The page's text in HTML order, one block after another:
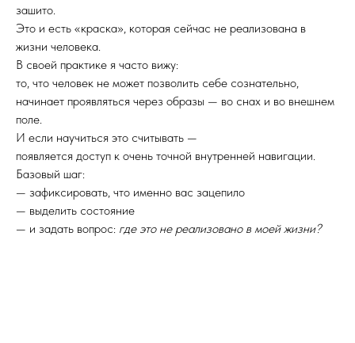
зашито.
Это и есть «краска», которая сейчас не реализована в
жизни человека.
В своей практике я часто вижу:
то, что человек не может позволить себе сознательно,
начинает проявляться через образы — во снах и во внешнем
поле.
И если научиться это считывать —
появляется доступ к очень точной внутренней навигации.
Базовый шаг:
— зафиксировать, что именно вас зацепило
— выделить состояние
— и задать вопрос: где это не реализовано в моей жизни?